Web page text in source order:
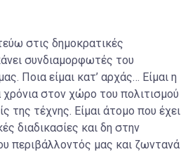
στις δημοκρατικές
συνδιαμορφωτές του
Ποια είμαι κατ’ αρχάς… Είμαι η
χρόνια στον χώρο του πολιτισμού
της τέχνης. Είμαι άτομο που έχει
διαδικασίες και δη στην
περιβάλλοντός μας και ζωντανά